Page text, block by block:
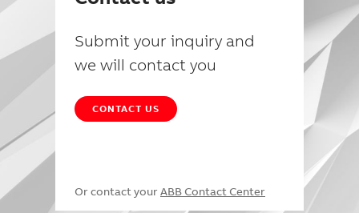
Submit your inquiry and
we will contact you
CONTACT US
Or contact your ABB Contact Center